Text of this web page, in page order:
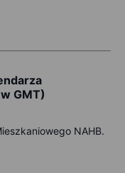
GMT)
NAHB.